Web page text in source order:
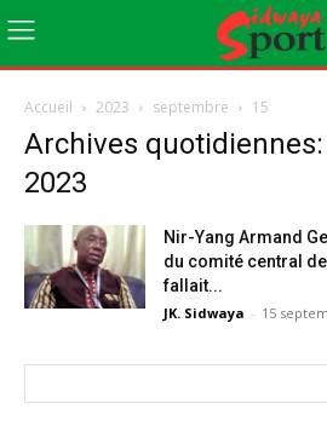
Accueil 2023 septembre 15
Archives
2023
Nir-Yang Armand
du comité central de
fallait...
JK. Sidwaya - 15